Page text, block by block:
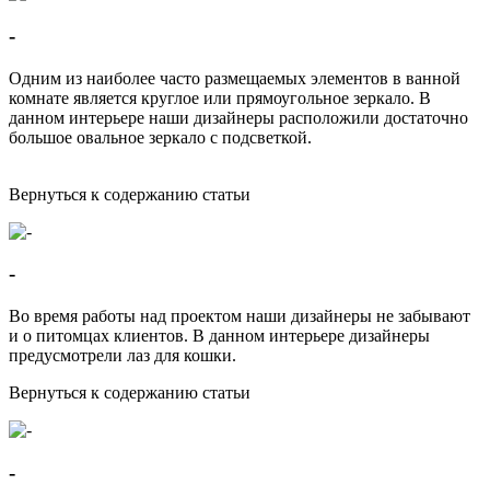
-
Одним из наиболее часто размещаемых элементов в ванной
комнате является круглое или прямоугольное зеркало. В
данном интерьере наши дизайнеры расположили достаточно
большое овальное зеркало с подсветкой.
Вернуться к содержанию статьи
-
Во время работы над проектом наши дизайнеры не забывают
и о питомцах клиентов. В данном интерьере дизайнеры
предусмотрели лаз для кошки.
Вернуться к содержанию статьи
-